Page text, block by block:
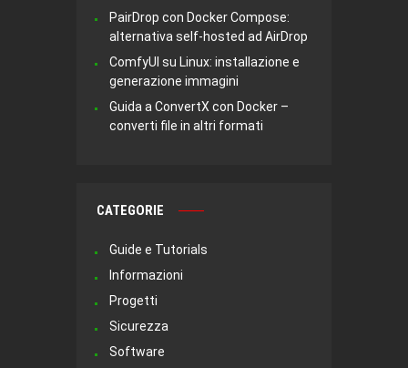
PairDrop con Docker Compose:
alternativa self-hosted ad AirDrop
ComfyUI su Linux: installazione e
generazione immagini
Guida a ConvertX con Docker –
converti file in altri formati
CATEGORIE
Guide e Tutorials
Informazioni
Progetti
Sicurezza
Software